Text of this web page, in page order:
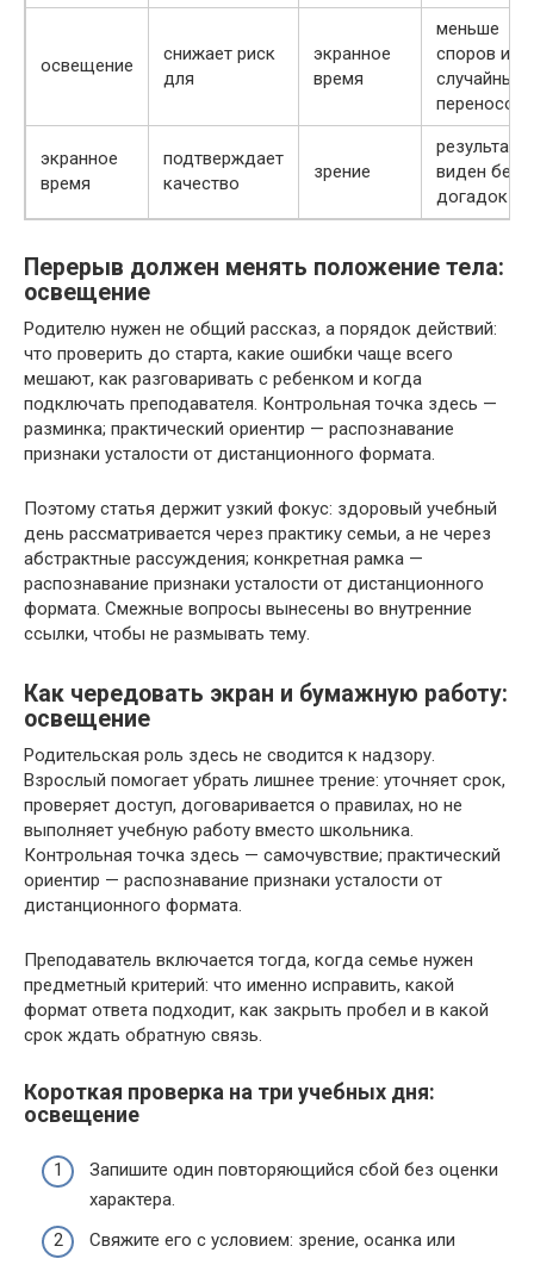
освещение
снижает риск
для
экранное
время
меньше
споров и
случайных
переносов
экранное
время
подтверждает
качество
зрение
результат
виден без
догадок
Перерыв должен менять положение тела:
освещение
Родителю нужен не общий рассказ, а порядок действий:
что проверить до старта, какие ошибки чаще всего
мешают, как разговаривать с ребенком и когда
подключать преподавателя. Контрольная точка здесь —
разминка; практический ориентир — распознавание
признаки усталости от дистанционного формата.
Поэтому статья держит узкий фокус: здоровый учебный
день рассматривается через практику семьи, а не через
абстрактные рассуждения; конкретная рамка —
распознавание признаки усталости от дистанционного
формата. Смежные вопросы вынесены во внутренние
ссылки, чтобы не размывать тему.
Как чередовать экран и бумажную работу:
освещение
Родительская роль здесь не сводится к надзору.
Взрослый помогает убрать лишнее трение: уточняет срок,
проверяет доступ, договаривается о правилах, но не
выполняет учебную работу вместо школьника.
Контрольная точка здесь — самочувствие; практический
ориентир — распознавание признаки усталости от
дистанционного формата.
Преподаватель включается тогда, когда семье нужен
предметный критерий: что именно исправить, какой
формат ответа подходит, как закрыть пробел и в какой
срок ждать обратную связь.
Короткая проверка на три учебных дня:
освещение
Запишите один повторяющийся сбой без оценки
характера.
Свяжите его с условием: зрение, осанка или